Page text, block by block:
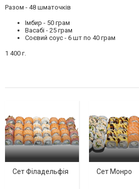
Разом - 48 шматочків
Імбир - 50 грам
Васабі - 25 грам
Соєвий соус - 6 шт по 40 грам
1 400 г.
Сет Філадельфія Сет Монро